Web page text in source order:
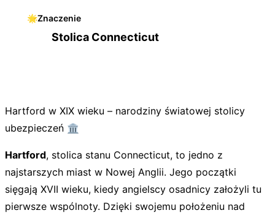
🌟Znaczenie
Stolica Connecticut
Hartford w XIX wieku – narodziny światowej stolicy
ubezpieczeń 🏛️
Hartford, stolica stanu Connecticut, to jedno z
najstarszych miast w Nowej Anglii. Jego początki
sięgają XVII wieku, kiedy angielscy osadnicy założyli tu
pierwsze wspólnoty. Dzięki swojemu położeniu nad